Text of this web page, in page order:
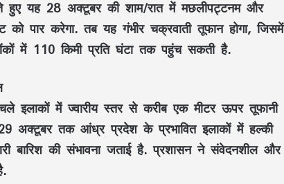
हुए यह 28 अक्टूबर की शाम/रात में मछलीपट्टनम और
पार करेगा. तब यह गंभीर चक्रवाती तूफान होगा, जिसमें
में 110 किमी प्रति घंटा तक पहुंच सकती है.
में ज्वारीय स्तर से करीब एक मीटर ऊपर तूफानी
अक्टूबर तक आंध्र प्रदेश के प्रभावित इलाकों में हल्की
बारिश की संभावना जताई है. प्रशासन ने संवेदनशील और